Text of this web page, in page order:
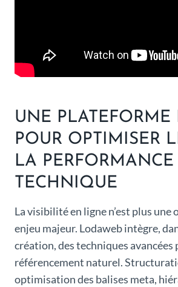
UNE PLATEFORME
POUR OPTIMISER
LA PERFORMANCE
TECHNIQUE
La visibilité en ligne n’est plus une
enjeu majeur. Lodaweb intègre,
création, des techniques
référencement naturel.
optimisation des balises meta,